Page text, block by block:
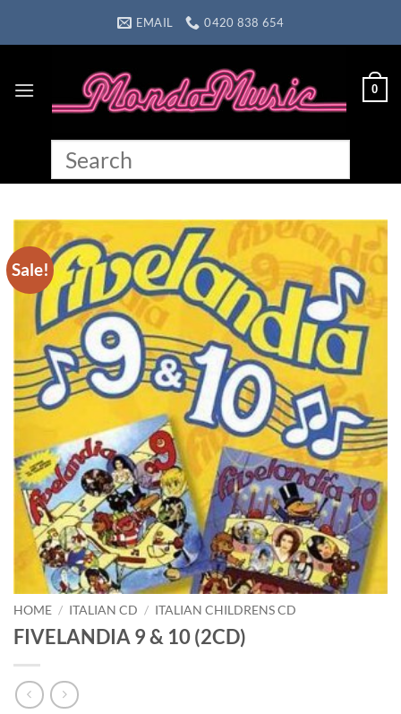
EMAIL 0420 838 654
0
Sale!
HOME / ITALIAN CD / ITALIAN CHILDRENS CD
FIVELANDIA 9 & 10 (2CD)